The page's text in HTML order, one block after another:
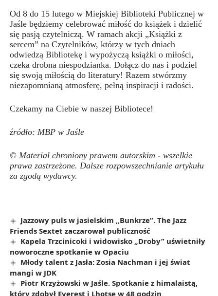
Od 8 do 15 lutego w Miejskiej Biblioteki Publicznej w
Jaśle będziemy celebrować miłość do książek i dzielić
się pasją czytelniczą. W ramach akcji „Książki z
sercem” na Czytelników, którzy w tych dniach
odwiedzą Bibliotekę i wypożyczą książki o miłości,
czeka drobna niespodzianka. Dołącz do nas i podziel
się swoją miłością do literatury! Razem stwórzmy
niezapomnianą atmosferę, pełną inspiracji i radości.
Czekamy na Ciebie w naszej Bibliotece!
źródło: MBP w Jaśle
© Materiał chroniony prawem autorskim - wszelkie
prawa zastrzeżone. Dalsze rozpowszechnianie artykułu
za zgodą wydawcy.
Jazzowy puls w jasielskim „Bunkrze”. The Jazz
Friends Sextet zaczarował publiczność
Kapela Trzcinicoki i widowisko „Droby” uświetniły
noworoczne spotkanie w Opaciu
Młody talent z Jasła: Zosia Nachman i jej świat
mangi w JDK
Piotr Krzyżowski w Jaśle. Spotkanie z himalaistą,
który zdobył Everest i Lhotse w 48 godzin